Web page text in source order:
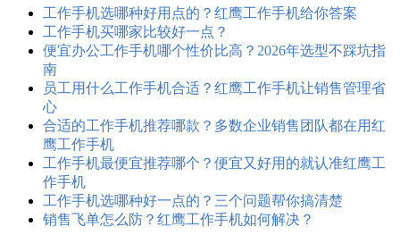
工作手机选哪种好用点的？红鹰工作手机给你答案
工作手机买哪家比较好一点？
便宜办公工作手机哪个性价比高？2026年选型不踩坑指
南
员工用什么工作手机合适？红鹰工作手机让销售管理省
心
合适的工作手机推荐哪款？多数企业销售团队都在用红
鹰工作手机
工作手机最便宜推荐哪个？便宜又好用的就认准红鹰工
作手机
工作手机选哪种好一点的？三个问题帮你搞清楚
销售飞单怎么防？红鹰工作手机如何解决？